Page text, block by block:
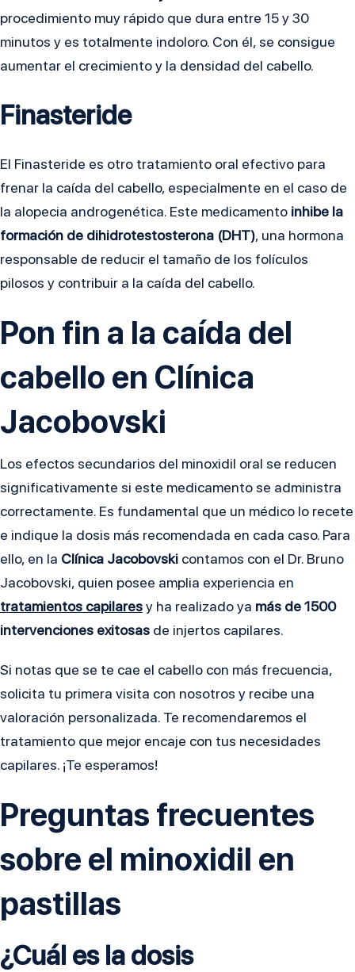
procedimiento muy rápido que dura entre 15 y 30
minutos y es totalmente indoloro. Con él, se consigue
aumentar el crecimiento y la densidad del cabello.
Finasteride
El Finasteride es otro tratamiento oral efectivo para
frenar la caída del cabello, especialmente en el caso de
la alopecia androgenética. Este medicamento inhibe la
formación de dihidrotestosterona (DHT), una hormona
responsable de reducir el tamaño de los folículos
pilosos y contribuir a la caída del cabello.
Pon fin a la caída del
cabello en Clínica
Jacobovski
Los efectos secundarios del minoxidil oral se reducen
significativamente si este medicamento se administra
correctamente. Es fundamental que un médico lo recete
e indique la dosis más recomendada en cada caso. Para
ello, en la Clínica Jacobovski contamos con el Dr. Bruno
Jacobovski, quien posee amplia experiencia en
tratamientos capilaresy ha realizado ya más de 1500
intervenciones exitosas de injertos capilares.
Si notas que se te cae el cabello con más frecuencia,
solicita tu primera visita con nosotros y recibe una
valoración personalizada. Te recomendaremos el
tratamiento que mejor encaje con tus necesidades
capilares. ¡Te esperamos!
Preguntas frecuentes
sobre el minoxidil en
pastillas
¿Cuál es la dosis